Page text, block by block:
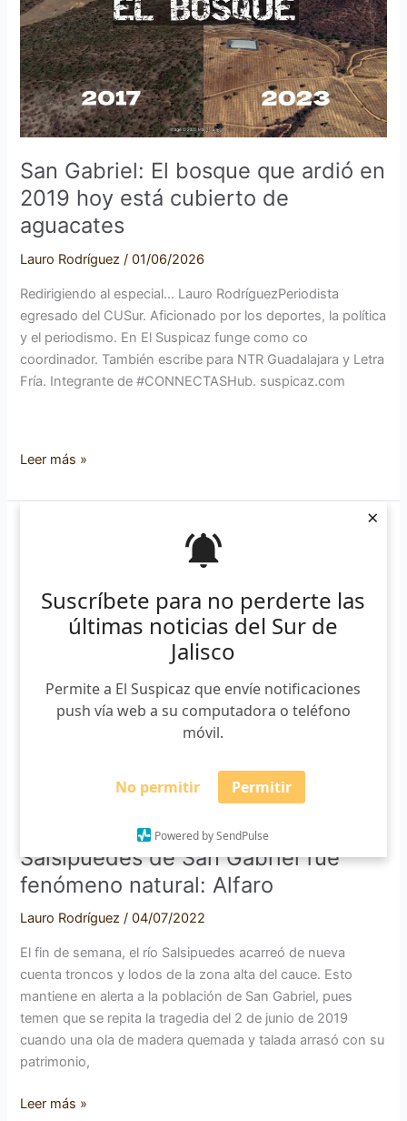
Suscríbete para no perderte las
últimas noticias del Sur de
Jalisco
Permite a El Suspicaz que envíe notificaciones
push vía web a su computadora o teléfono
móvil.
No permitir Permitir
Powered by SendPulse
×
San Gabriel: El bosque que ardió en
2019 hoy está cubierto de
aguacates
Lauro Rodríguez/01/06/2026
Redirigiendo al especial… Lauro RodríguezPeriodista
egresado del CUSur. Aficionado por los deportes, la política
y el periodismo. En El Suspicaz funge como co
coordinador. También escribe para NTR Guadalajara y Letra
Fría. Integrante de #CONNECTASHub. suspicaz.com
bosque
que
ardió
en
2019
hoy
cubierto
de
aguacates
Leer más »
Arrastre de troncos en el río
Salsipuedes de San Gabriel fue
fenómeno natural: Alfaro
Lauro Rodríguez/04/07/2022
El fin de semana, el río Salsipuedes acarreó de nueva
cuenta troncos y lodos de la zona alta del cauce. Esto
mantiene en alerta a la población de San Gabriel, pues
temen que se repita la tragedia del 2 de junio de 2019
cuando una ola de madera quemada y talada arrasó con su
patrimonio,
Leer más »